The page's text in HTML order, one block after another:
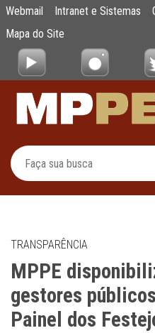
Pular para o Conteúdo principal
MPPE disponibiliza
Webmail Intranet e Sistemas
Mapa do Site
TRANSPARÊNCIA
MPPE
gestores
Painel dos